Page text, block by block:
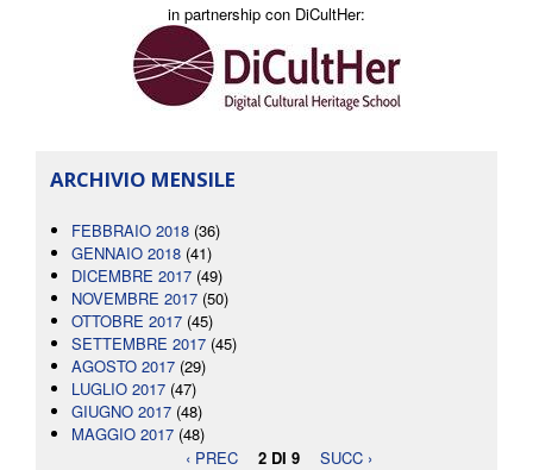
in partnership con DiCultHer:
ARCHIVIO MENSILE
FEBBRAIO 2018 (36)
GENNAIO 2018 (41)
DICEMBRE 2017 (49)
NOVEMBRE 2017 (50)
OTTOBRE 2017 (45)
SETTEMBRE 2017 (45)
AGOSTO 2017 (29)
LUGLIO 2017 (47)
GIUGNO 2017 (48)
MAGGIO 2017 (48)
‹ PREC
2 DI 9 SUCC ›